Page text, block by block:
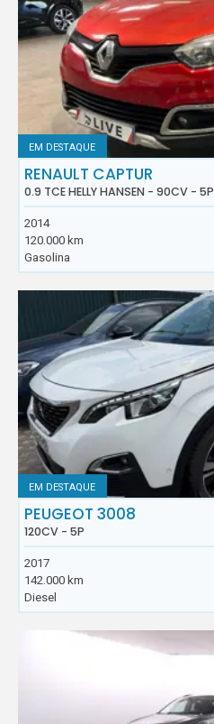
EM DESTAQUE
RENAULT CAPTUR
0.9 TCE HELLY HANSEN - 90CV - 5P
2014
120.000 km
Gasolina
EM DESTAQUE
PEUGEOT 3008
120CV - 5P
2017
142.000 km
Diesel